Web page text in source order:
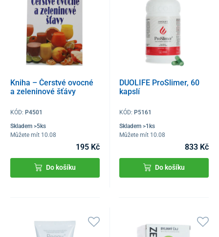
Kniha – Čerstvé ovocné
a zeleninové šťávy
KÓD: P4501
Skladem >5ks
Můžete mít 10.08
195 Kč
Do košíku
DUOLIFE ProSlimer, 60
kapslí
KÓD:P5161
Skladem >1ks
Můžete mít 10.08
833 Kč
Do košíku